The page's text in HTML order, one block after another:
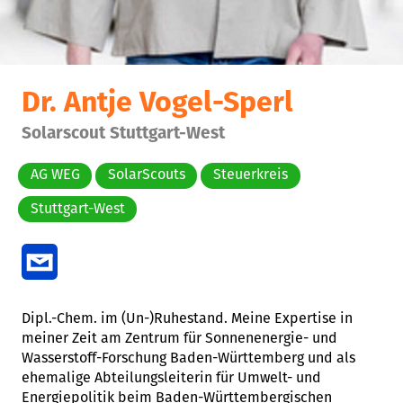
Dr. Antje Vogel-Sperl
Solarscout Stuttgart-West
AG WEG SolarScouts
Steuerkreis
Stuttgart-West
Dipl.-Chem. im (Un-)Ruhestand. Meine Expertise in
meiner Zeit am Zentrum für Sonnenenergie- und
Wasserstoff-Forschung Baden-Württemberg und als
ehemalige Abteilungsleiterin für Umwelt- und
Energiepolitik beim Baden-Württembergischen